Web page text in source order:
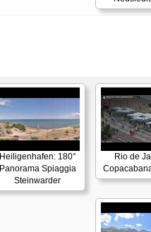
Heiligenhafen: 180°
Panorama Spiaggia
Steinwarder
Rio de